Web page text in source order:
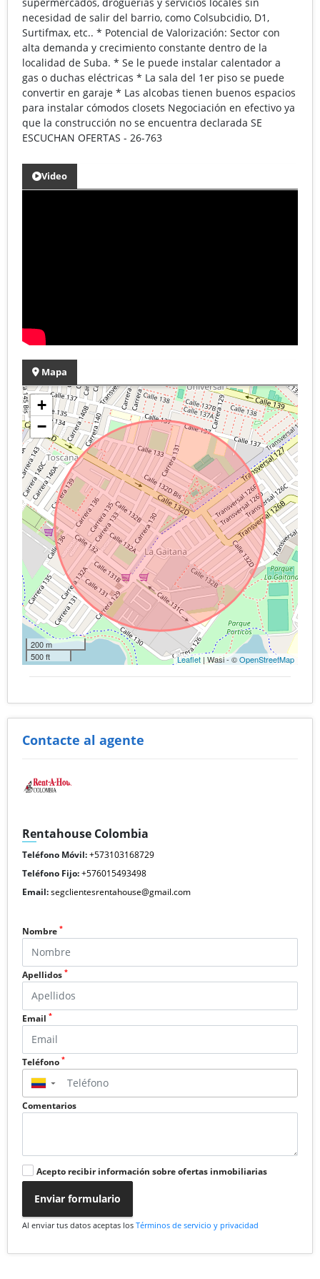
necesidad de salir del barrio, como Colsubcidio, D1,
Surtifmax, etc.. * Potencial de Valorización: Sector con
alta demanda y crecimiento constante dentro de la
localidad de Suba. * Se le puede instalar calentador a
gas o duchas eléctricas * La sala del 1er piso se puede
convertir en garaje * Las alcobas tienen buenos espacios
para instalar cómodos closets Negociación en efectivo ya
que la construcción no se encuentra declarada SE
ESCUCHAN OFERTAS - 26-763
Video
Mapa
+
−
200 m
500 ft
Leaflet | Wasi - ©OpenStreetMap
Contacte al agente
Rentahouse Colombia
Teléfono Móvil:+573103168729
Teléfono Fijo:+576015493498
Email:segclientesrentahouse@gmail.com
Nombre *
Apellidos *
Email *
Teléfono *
▼
Comentarios
Acepto recibir información sobre ofertas inmobiliarias
Enviar formulario
Al enviar tus datos aceptas los Términos de servicio y privacidad